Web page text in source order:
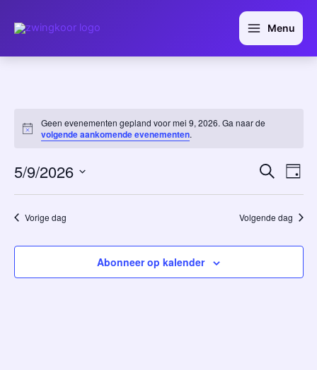
naar
inhoud
Main
Menu
Menu
Notice
Geen evenementen gepland voor mei 9, 2026. Ga naar de
volgende aankomende evenementen.
en
Zoeken
Dag
5/9/2026
datum.
Vorige dag Volgende dag
Abonneer op kalender